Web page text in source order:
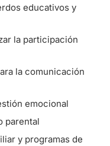
educativos y
la participación
la comunicación
emocional
parental
y programas de